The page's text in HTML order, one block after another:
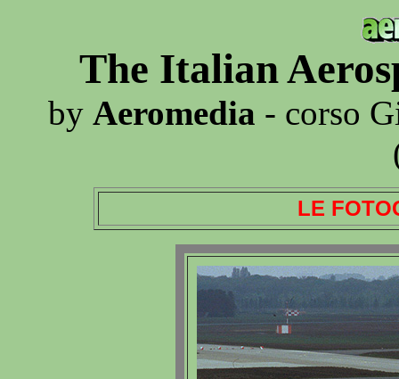
The Italian
by Aeromedia - corso
LE